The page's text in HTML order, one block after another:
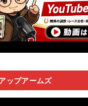
ップアームズ